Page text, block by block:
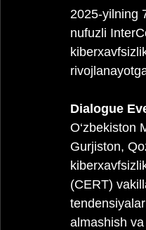
2025-yilning
nufuzli
Dialogue
O‘zbekiston
Gurjiston,
(CERT)
almashish